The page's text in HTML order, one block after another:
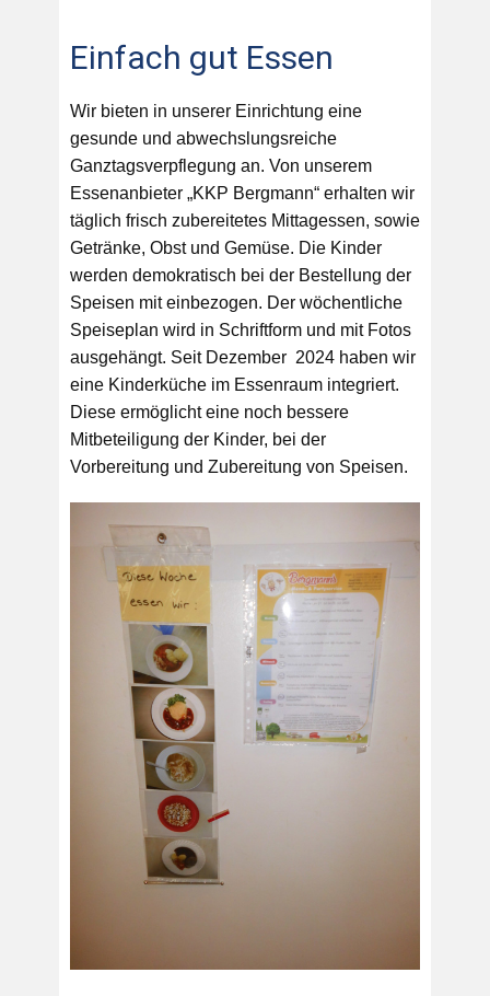
Einfach gut Essen
Wir bieten in unserer Einrichtung eine
gesunde und abwechslungsreiche
Ganztagsverpflegung an. Von unserem
Essenanbieter „KKP Bergmann“ erhalten wir
täglich frisch zubereitetes Mittagessen, sowie
Getränke, Obst und Gemüse. Die Kinder
werden demokratisch bei der Bestellung der
Speisen mit einbezogen. Der wöchentliche
Speiseplan wird in Schriftform und mit Fotos
ausgehängt. Seit Dezember 2024 haben wir
eine Kinderküche im Essenraum integriert.
Diese ermöglicht eine noch bessere
Mitbeteiligung der Kinder, bei der
Vorbereitung und Zubereitung von Speisen.